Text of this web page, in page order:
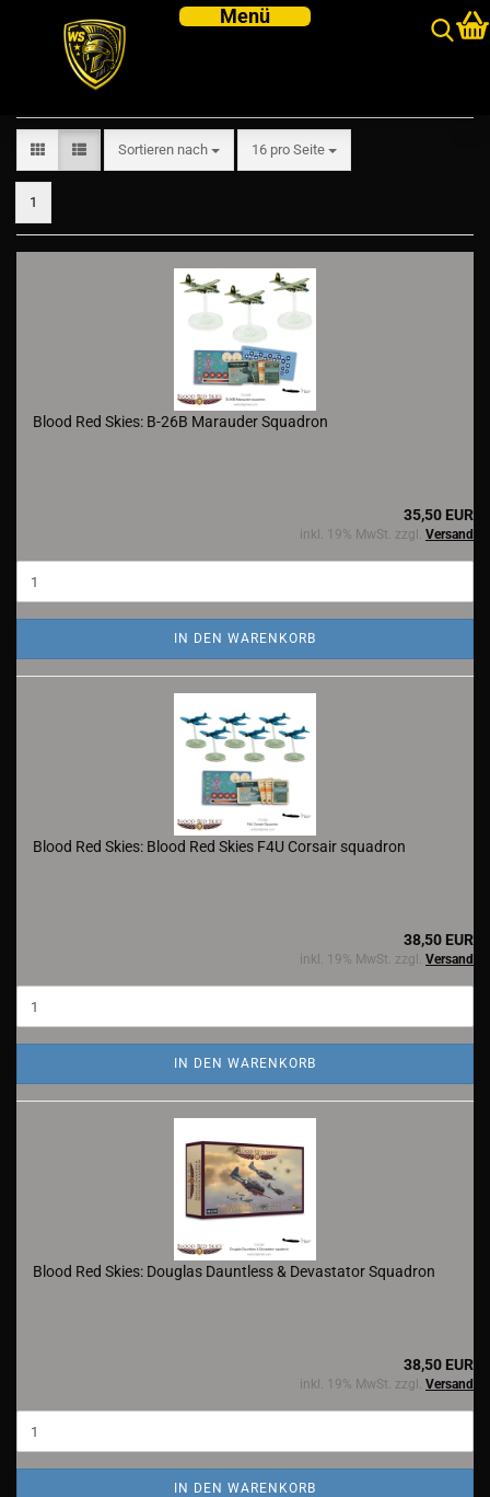
Sortieren nach
Sortieren nach 16 pro Seite
pro Seite
1
Blood Red Skies: B-26B Marauder Squadron
35,50 EUR
inkl. 19% MwSt. zzgl. Versand
IN DEN WARENKORB
Blood Red Skies: Blood Red Skies F4U Corsair squadron
38,50 EUR
inkl. 19% MwSt. zzgl. Versand
IN DEN WARENKORB
Blood Red Skies: Douglas Dauntless & Devastator Squadron
38,50 EUR
inkl. 19% MwSt. zzgl. Versand
IN DEN WARENKORB